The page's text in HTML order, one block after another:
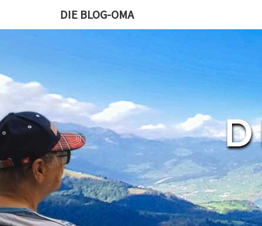
DIE BLOG-OMA